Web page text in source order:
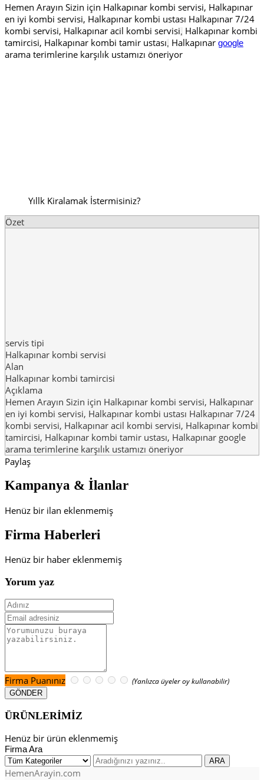
Hemen Arayın Sizin için Halkapınar kombi servisi, Halkapınar
en iyi kombi servisi, Halkapınar kombi ustası Halkapınar 7/24
kombi servisi, Halkapınar acil kombi servisi Halkapınar kombi
tamircisi, Halkapınar kombi tamir ustası Halkapınar google
arama terimlerine karşılık ustamızı öneriyor
Yıllk Kiralamak İstermisiniz?
Özet
servis tipi
Halkapınar kombi servisi
Alan
Halkapınar kombi tamircisi
Açıklama
Hemen Arayın Sizin için Halkapınar kombi servisi, Halkapınar
en iyi kombi servisi, Halkapınar kombi ustası Halkapınar 7/24
kombi servisi, Halkapınar acil kombi servisi, Halkapınar kombi
tamircisi, Halkapınar kombi tamir ustası, Halkapınar google
arama terimlerine karşılık ustamızı öneriyor
Paylaş
Kampanya & İlanlar
Henüz bir ilan eklenmemiş
Firma Haberleri
Henüz bir haber eklenmemiş
Yorum yaz
Firma Puanınız (Yanlızca üyeler oy kullanabilir)
ÜRÜNLERİMİZ
Henüz bir ürün eklenmemiş
Firma Ara
HemenArayin.com